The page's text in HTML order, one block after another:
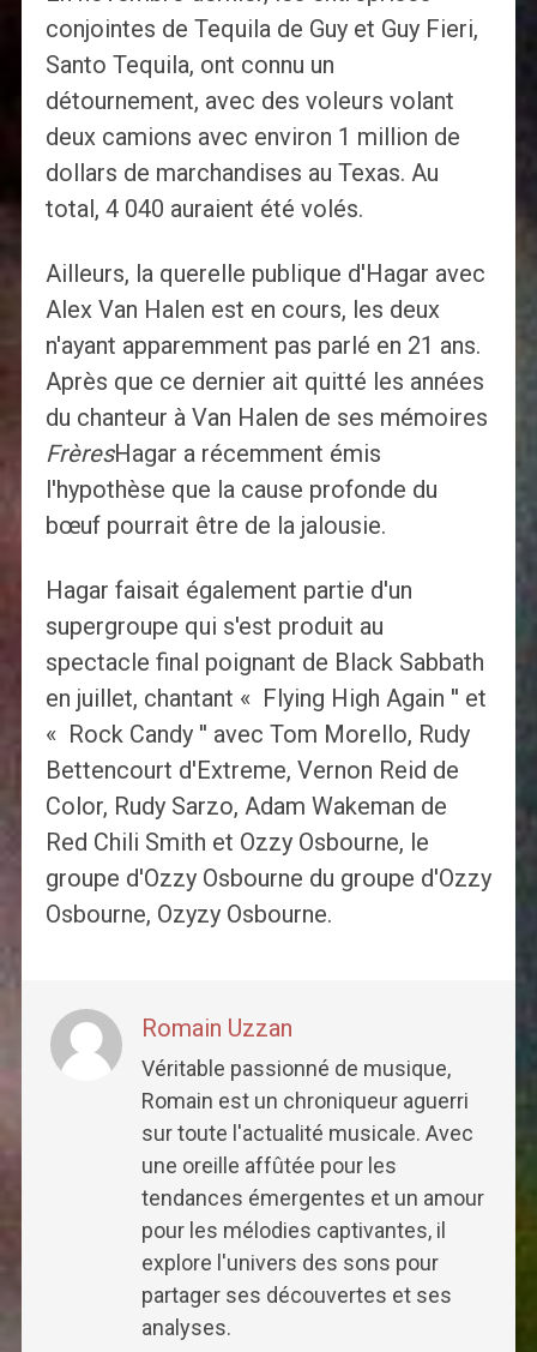
conjointes de Tequila de Guy et Guy Fieri,
Santo Tequila, ont connu un
détournement, avec des voleurs volant
deux camions avec environ 1 million de
dollars de marchandises au Texas. Au
total, 4 040 auraient été volés.
Ailleurs, la querelle publique d'Hagar avec
Alex Van Halen est en cours, les deux
n'ayant apparemment pas parlé en 21 ans.
Après que ce dernier ait quitté les années
du chanteur à Van Halen de ses mémoires
FrèresHagar a récemment émis
l'hypothèse que la cause profonde du
bœuf pourrait être de la jalousie.
Hagar faisait également partie d'un
supergroupe qui s'est produit au
spectacle final poignant de Black Sabbath
en juillet, chantant « Flying High Again '' et
« Rock Candy '' avec Tom Morello, Rudy
Bettencourt d'Extreme, Vernon Reid de
Color, Rudy Sarzo, Adam Wakeman de
Red Chili Smith et Ozzy Osbourne, le
groupe d'Ozzy Osbourne du groupe d'Ozzy
Osbourne, Ozyzy Osbourne.
Romain Uzzan
Véritable passionné de musique,
Romain est un chroniqueur aguerri
sur toute l'actualité musicale. Avec
une oreille affûtée pour les
tendances émergentes et un amour
pour les mélodies captivantes, il
explore l'univers des sons pour
partager ses découvertes et ses
analyses.